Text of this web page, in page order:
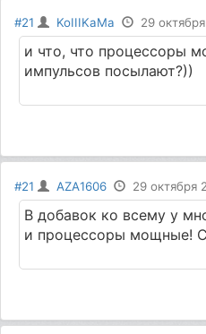
#21 KoIIIKaMa 29
и что, что процессоры
импульсов посылают?))
#21 AZA1606 29 октября
В добавок ко всему у
и процессоры мощные!